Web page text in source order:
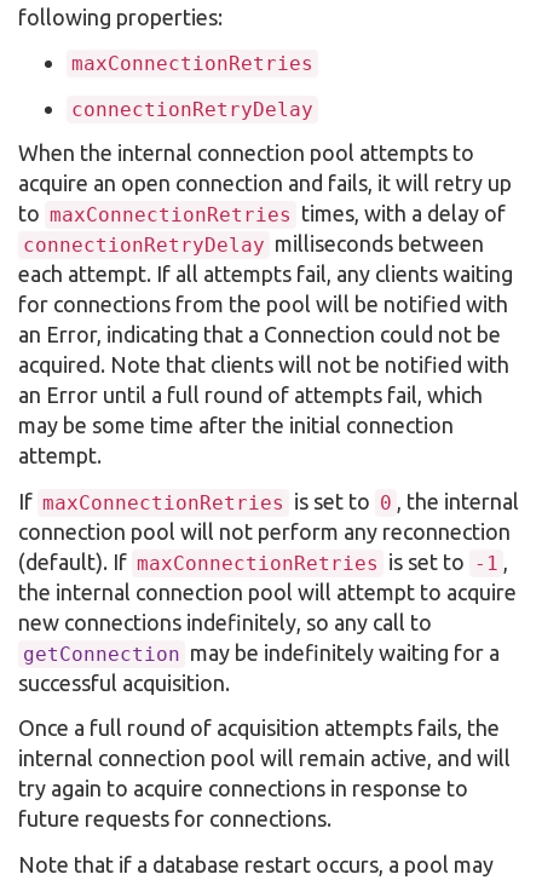
following properties:
maxConnectionRetries
connectionRetryDelay
When the internal connection pool attempts to
acquire an open connection and fails, it will retry up
to maxConnectionRetries times, with a delay of
connectionRetryDelay milliseconds between
each attempt. If all attempts fail, any clients waiting
for connections from the pool will be notified with
an Error, indicating that a Connection could not be
acquired. Note that clients will not be notified with
an Error until a full round of attempts fail, which
may be some time after the initial connection
attempt.
If maxConnectionRetries is set to 0
, the internal
connection pool will not perform any reconnection
(default). If maxConnectionRetries is set to -1
the internal connection pool will attempt to acquire
new connections indefinitely, so any call to
getConnection may be indefinitely waiting for a
successful acquisition.
Once a full round of acquisition attempts fails, the
internal connection pool will remain active, and will
try again to acquire connections in response to
future requests for connections.
Note that if a database restart occurs, a pool may